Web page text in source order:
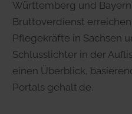
Württemberg und
Bruttoverdienst
Pflegekräfte in Sachsen
Schlusslichter in der
einen Überblick,
Portals gehalt.de.